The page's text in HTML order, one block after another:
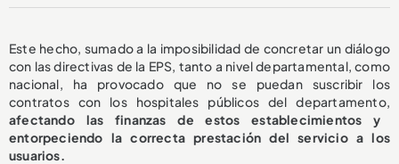
Este hecho, sumado a la imposibilidad de concretar un diálogo
con las directivas de la EPS, tanto a nivel departamental, como
nacional, ha provocado que no se puedan suscribir los
contratos con los hospitales públicos del departamento,
afectando las finanzas de estos establecimientos y
entorpeciendo la correcta prestación del servicio a los
usuarios.